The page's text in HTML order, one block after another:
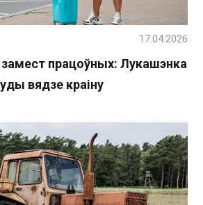
працоўных: Лукашэнка
вядзе краіну
17.04.2026